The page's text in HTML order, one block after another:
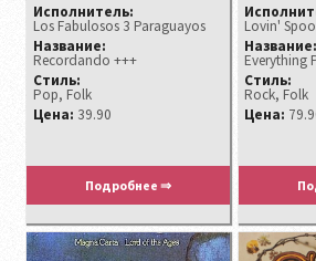
Исполнитель:
Los Fabulosos 3 Paraguayos
Название:
Recordando +++
Стиль:
Pop, Folk
Цена: 39.90
Подробнее ⇒
Lovin'
Название:
Everything
Стиль:
Rock, Folk
Цена: